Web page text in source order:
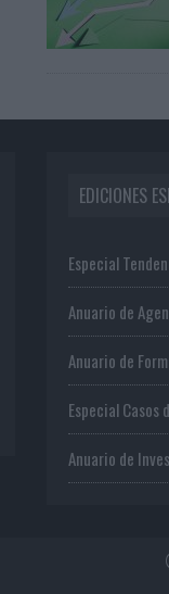
EDICIONES
Especial
Anuario de
Anuario de
Especial Casos
Anuario de